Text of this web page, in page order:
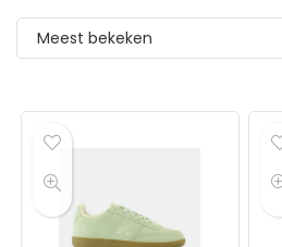
Meest bekeken